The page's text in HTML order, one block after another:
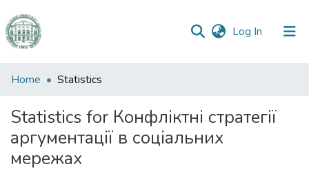
Log In (current)
Communities
Collections
All of DSpace
Home Statistics
Statistics for Конфліктні стратегії
аргументації в соціальних
мережах